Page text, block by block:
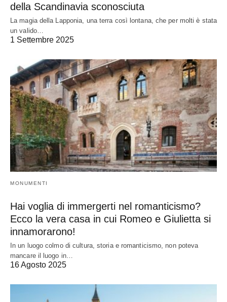
della Scandinavia sconosciuta
La magia della Lapponia, una terra così lontana, che per molti è stata
un valido…
1 Settembre 2025
MONUMENTI
Hai voglia di immergerti nel romanticismo?
Ecco la vera casa in cui Romeo e Giulietta si
innamorarono!
In un luogo colmo di cultura, storia e romanticismo, non poteva
mancare il luogo in…
16 Agosto 2025